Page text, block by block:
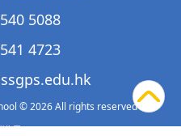
5088
4723
© 2026 All rights reserved
集團‧GoodSchool.hk.